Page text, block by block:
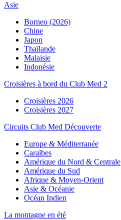
Asie
Borneo (2026)
Chine
Japon
Thaïlande
Malaisie
Indonésie
Croisières à bord du Club Med 2
Croisières 2026
Croisières 2027
Circuits Club Med Découverte
Europe & Méditerranée
Caraïbes
Amérique du Nord & Centrale
Amérique du Sud
Afrique & Moyen-Orient
Asie & Océanie
Océan Indien
La montagne en été